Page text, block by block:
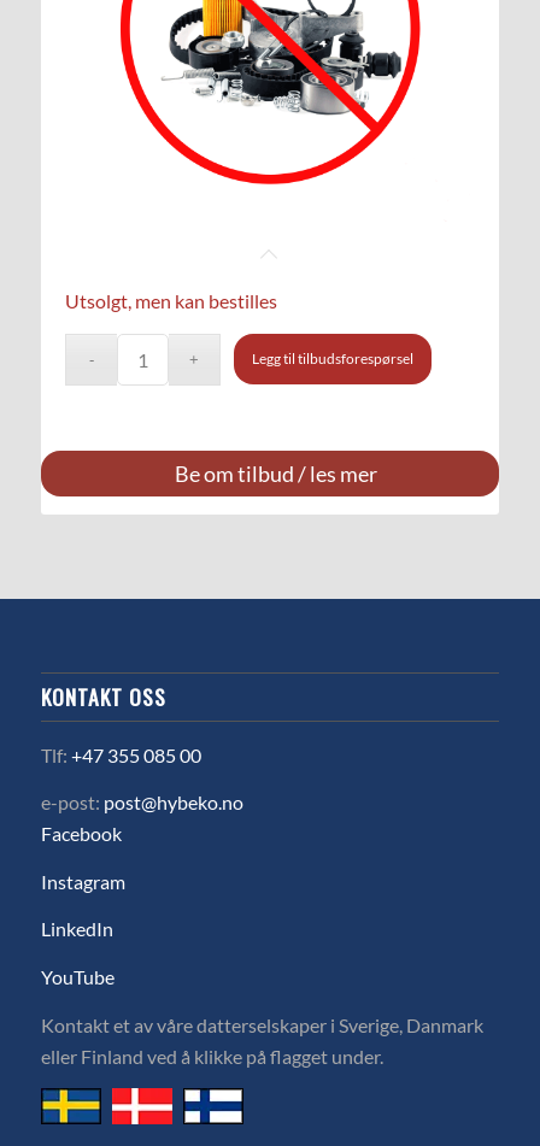
Utsolgt, men kan bestilles
Legg til tilbudsforespørsel
Be om tilbud / les mer
KONTAKT OSS
Tlf: +47 355 085 00
e-post: post@hybeko.no
Facebook
Instagram
LinkedIn
YouTube
Kontakt et av våre datterselskaper i Sverige, Danmark
eller Finland ved å klikke på flagget under.